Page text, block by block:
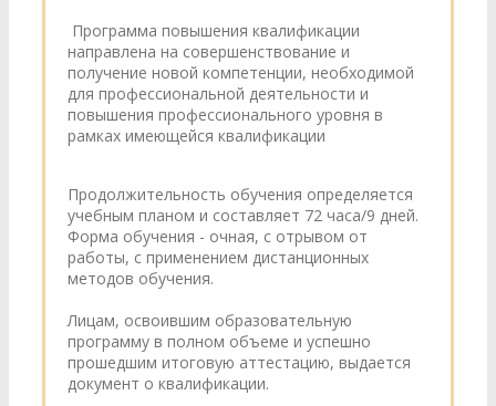
Программа повышения квалификации
направлена на совершенствование и
получение новой компетенции, необходимой
для профессиональной деятельности и
повышения профессионального уровня в
рамках имеющейся квалификации
Продолжительность обучения определяется
учебным планом и составляет 72 часа/9 дней.
Форма обучения - очная, с отрывом от
работы, с применением дистанционных
методов обучения.
Лицам, освоившим образовательную
программу в полном объеме и успешно
прошедшим итоговую аттестацию, выдается
документ о квалификации.